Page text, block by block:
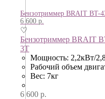
Бензотриммер BRAIT BT-
6 600 р.
♡
Бензотриммер BRAIT
3Т
Мощность: 2,2кВт/
Рабочий объем
Вес: 7кг
6 600 р.